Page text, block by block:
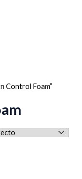
Control Foam”